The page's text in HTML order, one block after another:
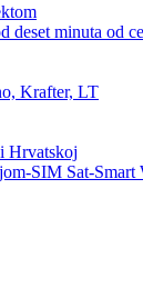
deset minuta od
Krafter, LT
Hrvatskoj
SIM Sat-Smart